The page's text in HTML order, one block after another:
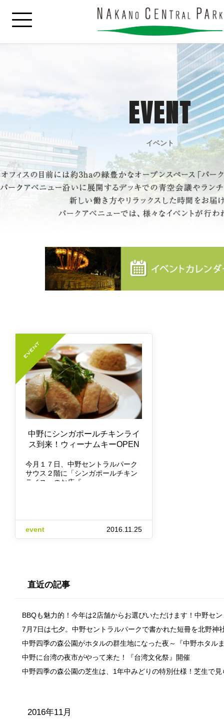
EVENT
イベント
中野にシンガポールチキンライ
ス到来！ウィーナムキーOPEN
今月１７日、中野セントラルパーク
サウス２階に「シンガポールチキン
ライス」のお店『…
event 2016.11.25
直近の記事
BBQも魅力的！今年は2店舗からお選びいただけます！中野セ
7月7日は七夕。中野セントラルパークで書かれた短冊を北野神
中野四季の森公園がホタルの群生地になった夜～『中野ホタル
中野に台湾の夜市がやって来た！『台湾文化祭』開催
中野四季の森公園の芝生は、1年中みどりの特別仕様！芝生で
2016年11月